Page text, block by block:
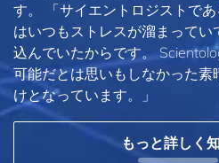
す。 「サイエントロジストで
はいつもストレスが溜まって
込んでいたからです。
可能だとは思いもしなかった
けとなっています。」
もっと詳しく